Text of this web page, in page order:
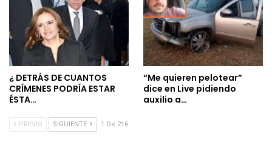
¿ DETRÁS DE CUANTOS
CRÍMENES PODRÍA ESTAR
ÉSTA…
“Me quieren pelotear”
dice en Live pidiendo
auxilio a…
PREVIO SIGUIENTE 1 De 216